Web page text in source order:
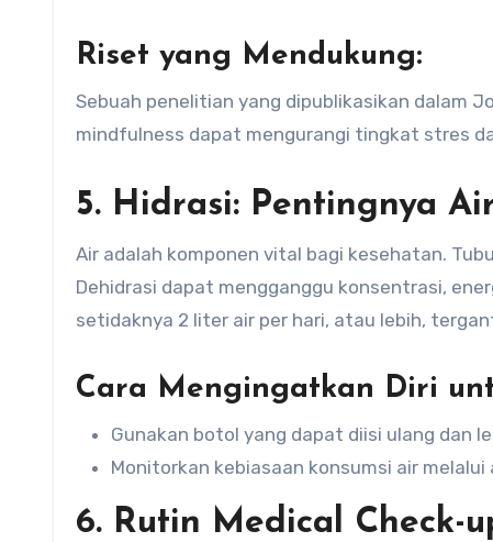
Riset yang Mendukung:
Sebuah penelitian yang dipublikasikan dalam
mindfulness dapat mengurangi tingkat stres
5. Hidrasi: Pentingnya
Air adalah komponen vital bagi kesehatan.
Dehidrasi dapat mengganggu konsentrasi,
setidaknya 2 liter air per hari, atau lebih,
Cara Mengingatkan Diri
Gunakan botol yang dapat diisi ulang dan
Monitorkan kebiasaan konsumsi air melalui
6. Rutin Medical Check-